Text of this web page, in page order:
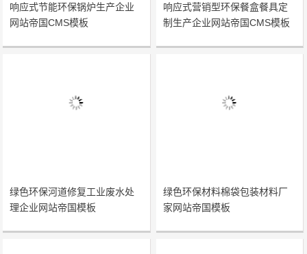
响应式节能环保锅炉生产企业
网站帝国CMS模板
响应式营销型环保餐盒餐具定
制生产企业网站帝国CMS模板
绿色环保河道修复工业废水处
理企业网站帝国模板
绿色环保材料棉袋包装材料厂
家网站帝国模板